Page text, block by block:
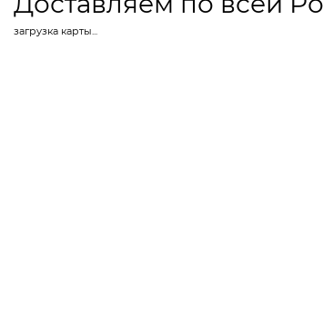
загрузка карты...